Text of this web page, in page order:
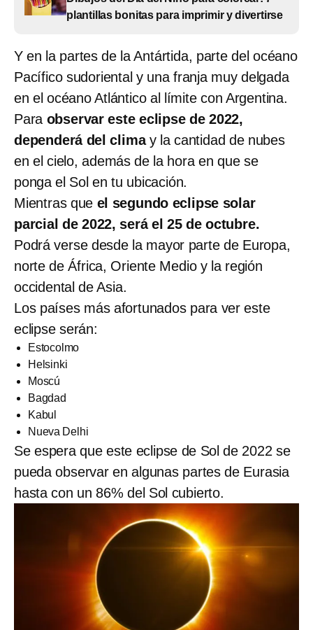
plantillas bonitas para imprimir y divertirse
Y en la partes de la Antártida, parte del océano
Pacífico sudoriental y una franja muy delgada
en el océano Atlántico al límite con Argentina.
Para observar este eclipse de 2022,
dependerá del climay la cantidad de nubes
en el cielo, además de la hora en que se
ponga el Sol en tu ubicación.
Mientras que el segundo eclipse solar
parcial de 2022, será el 25 de octubre.
Podrá verse desde la mayor parte de Europa,
norte de África, Oriente Medio y la región
occidental de Asia.
Los países más afortunados para ver este
eclipse serán:
Estocolmo
Helsinki
Moscú
Bagdad
Kabul
Nueva Delhi
Se espera que este eclipse de Sol de 2022 se
pueda observar en algunas partes de Eurasia
hasta con un 86% del Sol cubierto.